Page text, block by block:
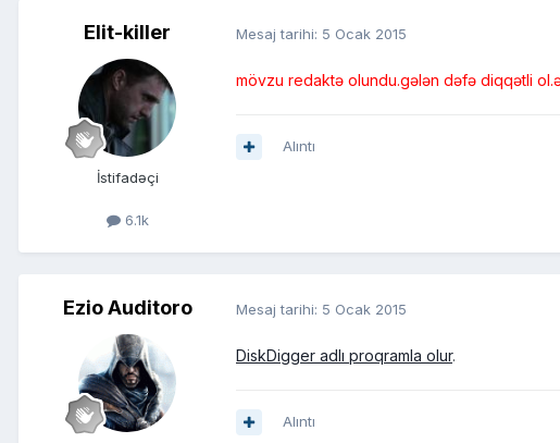
Elit-killer
İstifadəçi
6.1k
Mesaj tarihi: 5 Ocak 2015
mövzu redaktə olundu.gələn dəfə diqqətli
Alıntı
Ezio Auditoro Mesaj tarihi: 5 Ocak 2015
DiskDigger adlı proqramla olur.
Alıntı